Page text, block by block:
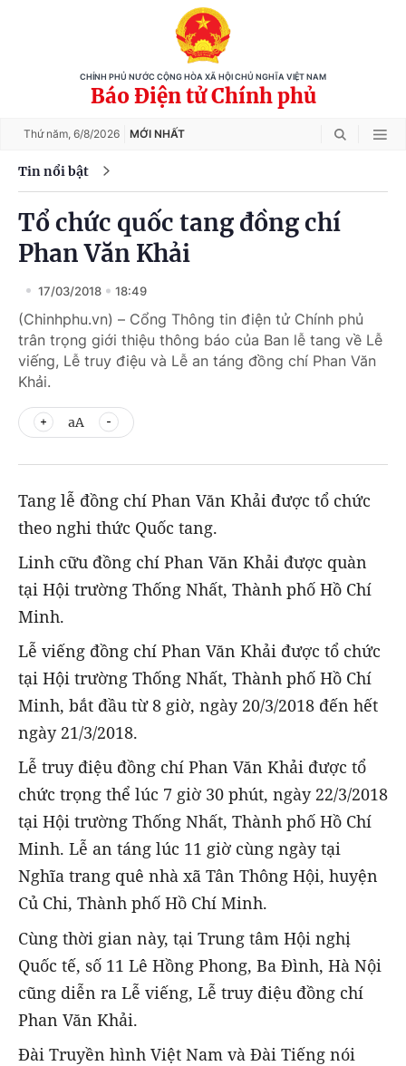
CHÍNH PHỦ NƯỚC CỘNG HÒA XÃ HỘI CHỦ NGHĨA VIỆT NAM
Báo Điện tử Chính phủ
Thứ năm, 6/8/2026 MỚI NHẤT
Tin nổi bật
Tổ chức quốc tang đồng chí
Phan Văn Khải
17/03/2018 18:49
(Chinhphu.vn) – Cổng Thông tin điện tử Chính phủ
trân trọng giới thiệu thông báo của Ban lễ tang về Lễ
viếng, Lễ truy điệu và Lễ an táng đồng chí Phan Văn
Khải.
aA
Tang lễ đồng chí Phan Văn Khải được tổ chức
theo nghi thức Quốc tang.
Linh cữu đồng chí Phan Văn Khải được quàn
tại Hội trường Thống Nhất, Thành phố Hồ Chí
Minh.
Lễ viếng đồng chí Phan Văn Khải được tổ chức
tại Hội trường Thống Nhất, Thành phố Hồ Chí
Minh, bắt đầu từ 8 giờ, ngày 20/3/2018 đến hết
ngày 21/3/2018.
Lễ truy điệu đồng chí Phan Văn Khải được tổ
chức trọng thể lúc 7 giờ 30 phút, ngày 22/3/2018
tại Hội trường Thống Nhất, Thành phố Hồ Chí
Minh. Lễ an táng lúc 11 giờ cùng ngày tại
Nghĩa trang quê nhà xã Tân Thông Hội, huyện
Củ Chi, Thành phố Hồ Chí Minh.
Cùng thời gian này, tại Trung tâm Hội nghị
Quốc tế, số 11 Lê Hồng Phong, Ba Đình, Hà Nội
cũng diễn ra Lễ viếng, Lễ truy điệu đồng chí
Phan Văn Khải.
Đài Truyền hình Việt Nam và Đài Tiếng nói